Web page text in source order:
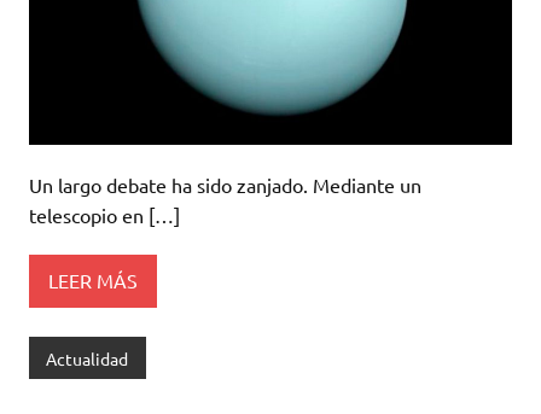
Un largo debate ha sido zanjado. Mediante un
telescopio en […]
LEER MÁS
Actualidad